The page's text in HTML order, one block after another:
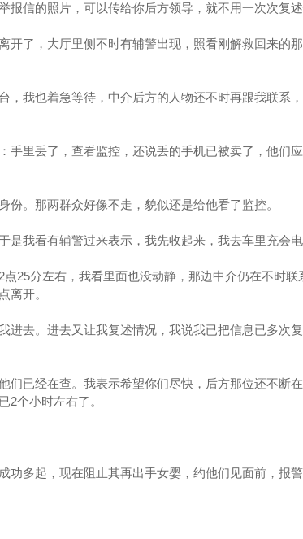
报信的照片，可以传给你后方领导，就不用一次次复
开了，大厅里侧不时有辅警出现，照看刚解救回来的
，我也着急等待，中介后方的人物还不时再跟我联系
手里丢了，查看监控，还说丢的手机已被卖了，他们
。那两群众好像不走，貌似还是给他看了监控。
是我看有辅警过来表示，我先收起来，我去车里充会
25分左右，我看里面也没动静，那边中介仍在不时联
离开。
进去。进去又让我复述情况，我说我已把信息已多次
们已经在查。我表示希望你们尽快，后方那位还不断
2个小时左右了。
功多起，现在阻止其再出手女婴，约他们见面前，报